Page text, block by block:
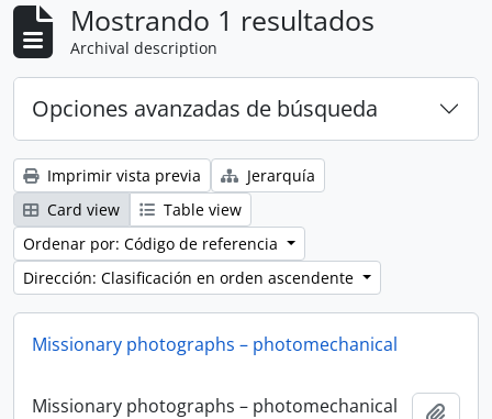
Mostrando 1 resultados
Archival description
Opciones avanzadas de búsqueda
Imprimir vista previa
Jerarquía
Card view
Table view
Ordenar por: Código de referencia
Dirección: Clasificación en orden ascendente
Missionary photographs – photomechanical
Missionary photographs – photomechanical